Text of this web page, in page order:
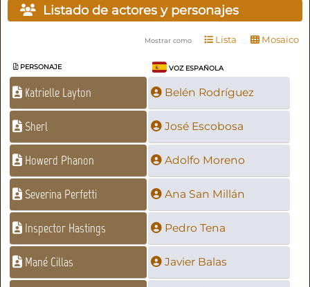
Listado de actores y personajes
Mostrar como Lista Mosaico
PERSONAJE VOZ ESPAÑOLA
Katrielle Layton Belén Rodríguez
Sherl José Escobosa
Howerd Phanon Adolfo Moreno
Severina Perfetti Ana San Millán
Inspector Hastings Pedro Tena
Mané Cillas Javier Balas